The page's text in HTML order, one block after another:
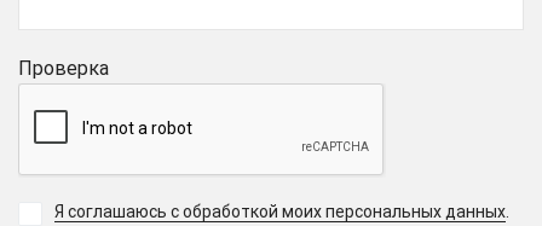
Проверка
Я соглашаюсь с обработкой моих персональных данных.